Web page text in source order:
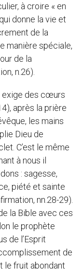
à croire « en
donne la vie et
de la
manière spéciale,
de la
n.26).
exige des cœurs
après la prière
les mains
Dieu de
C’est le même
à nous il
: sagesse,
piété et sainte
nn.28-29).
la Bible avec ces
le prophète
de l’Esprit
de
le fruit abondant